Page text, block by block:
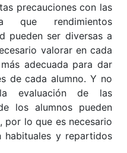
precauciones con las
que rendimientos
pueden ser diversas a
valorar en cada
adecuada para dar
de cada alumno. Y no
evaluación de las
los alumnos pueden
lo que es necesario
habituales y repartidos